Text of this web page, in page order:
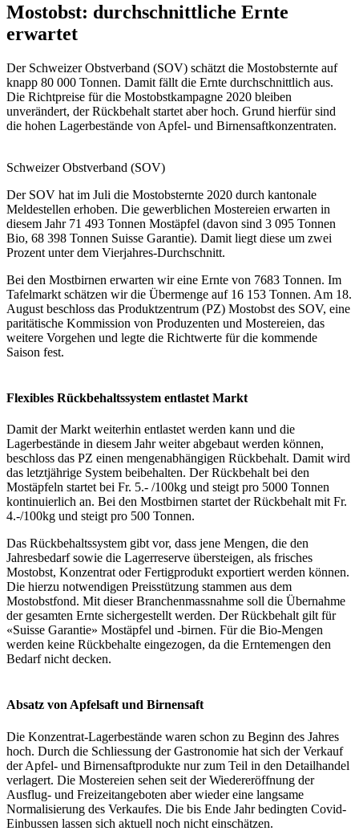
Mostobst: durchschnittliche Ernte
erwartet
Der Schweizer Obstverband (SOV) schätzt die Mostobsternte auf
knapp 80 000 Tonnen. Damit fällt die Ernte durchschnittlich aus.
Die Richtpreise für die Mostobstkampagne 2020 bleiben
unverändert, der Rückbehalt startet aber hoch. Grund hierfür sind
die hohen Lagerbestände von Apfel- und Birnensaftkonzentraten.
Schweizer Obstverband (SOV)
Der SOV hat im Juli die Mostobsternte 2020 durch kantonale
Meldestellen erhoben. Die gewerblichen Mostereien erwarten in
diesem Jahr 71 493 Tonnen Mostäpfel (davon sind 3 095 Tonnen
Bio, 68 398 Tonnen Suisse Garantie). Damit liegt diese um zwei
Prozent unter dem Vierjahres-Durchschnitt.
Bei den Mostbirnen erwarten wir eine Ernte von 7683 Tonnen. Im
Tafelmarkt schätzen wir die Übermenge auf 16 153 Tonnen. Am 18.
August beschloss das Produktzentrum (PZ) Mostobst des SOV, eine
paritätische Kommission von Produzenten und Mostereien, das
weitere Vorgehen und legte die Richtwerte für die kommende
Saison fest.
Flexibles Rückbehaltssystem entlastet Markt
Damit der Markt weiterhin entlastet werden kann und die
Lagerbestände in diesem Jahr weiter abgebaut werden können,
beschloss das PZ einen mengenabhängigen Rückbehalt. Damit wird
das letztjährige System beibehalten. Der Rückbehalt bei den
Mostäpfeln startet bei Fr. 5.- /100kg und steigt pro 5000 Tonnen
kontinuierlich an. Bei den Mostbirnen startet der Rückbehalt mit Fr.
4.-/100kg und steigt pro 500 Tonnen.
Das Rückbehaltssystem gibt vor, dass jene Mengen, die den
Jahresbedarf sowie die Lagerreserve übersteigen, als frisches
Mostobst, Konzentrat oder Fertigprodukt exportiert werden können.
Die hierzu notwendigen Preisstützung stammen aus dem
Mostobstfond. Mit dieser Branchenmassnahme soll die Übernahme
der gesamten Ernte sichergestellt werden. Der Rückbehalt gilt für
«Suisse Garantie» Mostäpfel und -birnen. Für die Bio-Mengen
werden keine Rückbehalte eingezogen, da die Erntemengen den
Bedarf nicht decken.
Absatz von Apfelsaft und Birnensaft
Die Konzentrat-Lagerbestände waren schon zu Beginn des Jahres
hoch. Durch die Schliessung der Gastronomie hat sich der Verkauf
der Apfel- und Birnensaftprodukte nur zum Teil in den Detailhandel
verlagert. Die Mostereien sehen seit der Wiedereröffnung der
Ausflug- und Freizeitangeboten aber wieder eine langsame
Normalisierung des Verkaufes. Die bis Ende Jahr bedingten Covid-
Einbussen lassen sich aktuell noch nicht einschätzen.